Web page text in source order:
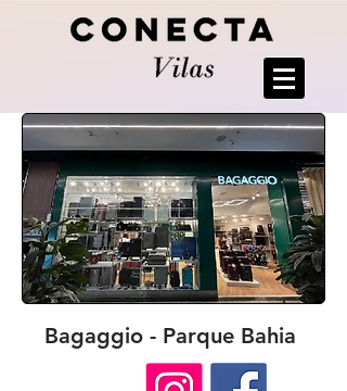
Bagaggio - Parque Bahia